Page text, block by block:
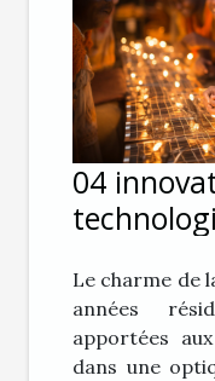
04
Le charme de
années
apportées
dans une